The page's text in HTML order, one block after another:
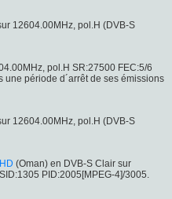
12604.00MHz, pol.H (DVB-S
pol.H SR:27500 FEC:5/6
une période d´arrêt de ses émissions
12604.00MHz, pol.H (DVB-S
(Oman) en DVB-S Clair sur
PID:2005[MPEG-4]/3005.